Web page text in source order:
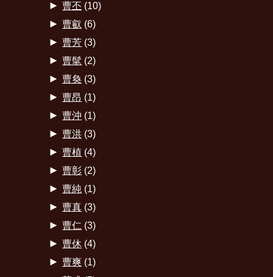
► 曹丕 (10)
► 曹叡 (6)
► 曹芳 (3)
► 曹髦 (2)
► 曹奐 (3)
► 曹昂 (1)
► 曹沖 (1)
► 曹洪 (3)
► 曹植 (4)
► 曹彰 (2)
► 曹純 (1)
► 曹真 (3)
► 曹仁 (3)
► 曹休 (4)
► 曹爽 (1)